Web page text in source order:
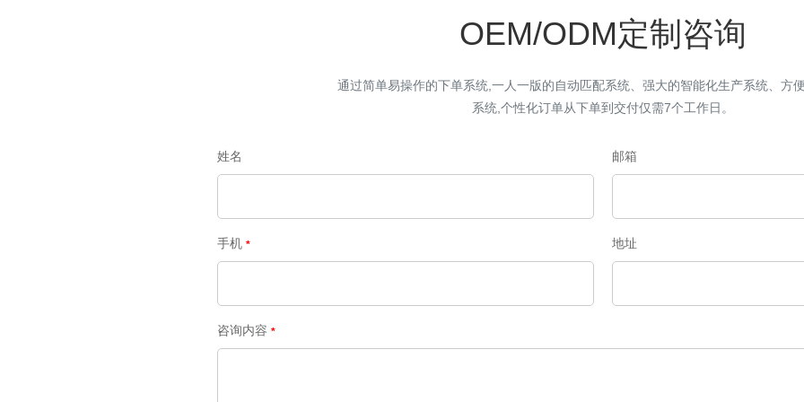
OEM/ODM定制咨询
通过简单易操作的下单系统,一人一版的自动匹配系统、强大的智能化生产系统、方
系统,个性化订单从下单到交付仅需7个工作日。
姓名 邮箱
手机 地址
咨询内容